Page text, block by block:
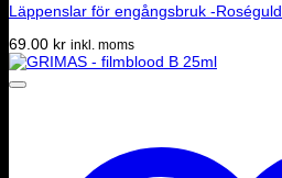
Läppenslar för engångsbruk -Roséguld
69.00 kr inkl. moms